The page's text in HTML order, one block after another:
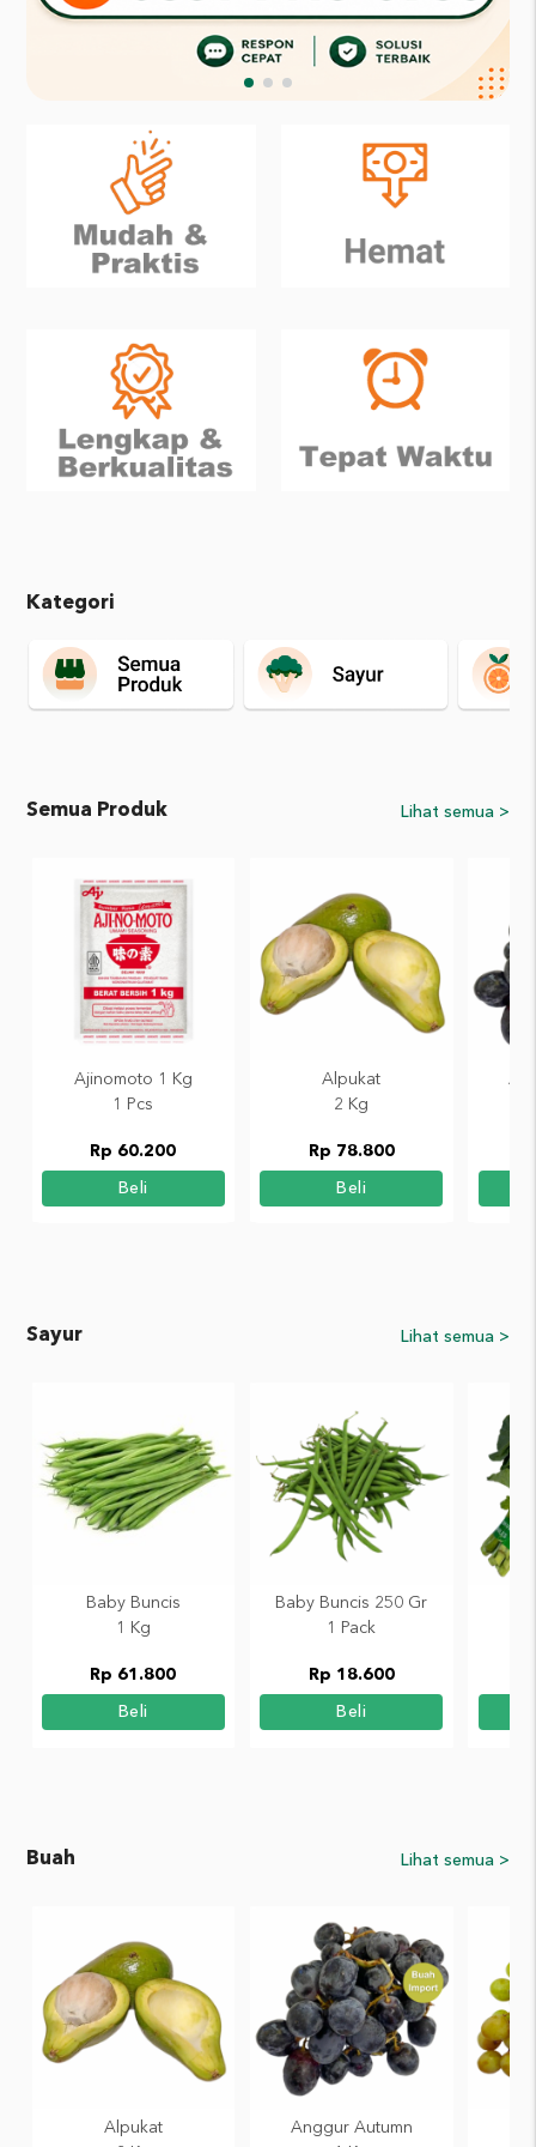
Kategori
Semua Produk Lihat semua >
Ajinomoto 1 Kg
1 Pcs
Rp 60.200
Beli
Alpukat
2 Kg
Rp 78.800
Beli
Sayur Lihat semua >
Baby Buncis
1 Kg
Rp 61.800
Beli
Baby Buncis 250 Gr
1 Pack
Rp 18.600
Beli
Buah Lihat semua >
Alpukat
Anggur Autumn